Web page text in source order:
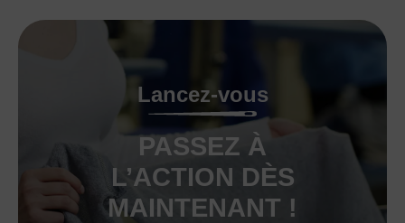
Lancez-vous
PASSEZ À
L’ACTION DÈS
MAINTENANT !